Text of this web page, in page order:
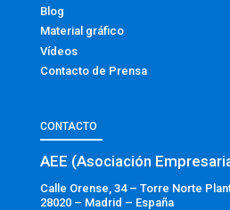
Blog
Material gráfico
Vídeos
Contacto de Prensa
CONTACTO
AEE (Asociación
Calle Orense, 34 – Torre Norte
28020 – Madrid – España